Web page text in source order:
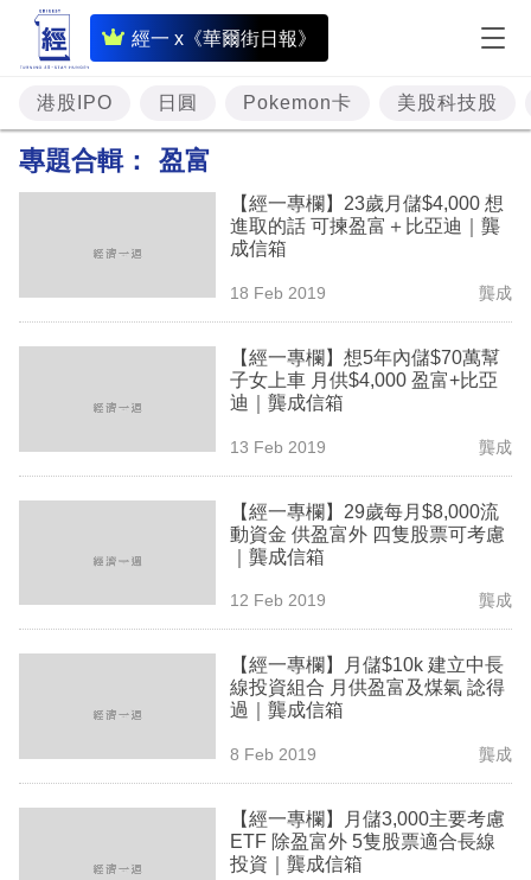
經一 x《華爾街日報》
即
時
財
經
資
樓
技
生
港股IPO 日圓 Pokemon卡 美股科技股
專題合輯： 盈富
【經一專欄】23歲月儲$4,000 想
進取的話 可揀盈富＋比亞迪｜龔
成信箱
18 Feb 2019 龔成
【經一專欄】想5年內儲$70萬幫
子女上車 月供$4,000 盈富+比亞
迪｜龔成信箱
13 Feb 2019 龔成
【經一專欄】29歲每月$8,000流
動資金 供盈富外 四隻股票可考慮
｜龔成信箱
12 Feb 2019 龔成
【經一專欄】月儲$10k 建立中長
線投資組合 月供盈富及煤氣 諗得
過｜龔成信箱
8 Feb 2019 龔成
【經一專欄】月儲3,000主要考慮
ETF 除盈富外 5隻股票適合長線
投資｜龔成信箱